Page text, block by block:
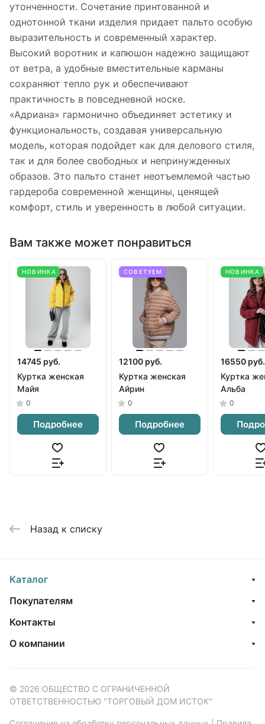
утонченности. Сочетание принтованной и
однотонной ткани изделия придает пальто особую
выразительность и современный характер.
Высокий воротник и капюшон надежно защищают
от ветра, а удобные вместительные карманы
сохраняют тепло рук и обеспечивают
практичность в повседневной носке.
«Адриана» гармонично объединяет эстетику и
функциональность, создавая универсальную
модель, которая подойдет как для делового стиля,
так и для более свободных и непринужденных
образов. Это пальто станет неотъемлемой частью
гардероба современной женщины, ценящей
комфорт, стиль и уверенность в любой ситуации.
Вам также может понравиться
НОВИНКА
14745 руб.
Куртка женская
Майя
0
Подробнее
СОВЕТУЕМ
12100 руб.
Куртка женская
Айрин
0
Подробнее
НОВИНКА
16550 руб.
Куртка
Альба
0
Назад к списку
Каталог
Покупателям
Контакты
О компании
© 2026 ОБЩЕСТВО С ОГРАНИЧЕННОЙ
ОТВЕТСТВЕННОСТЬЮ "ТОРГОВЫЙ ДОМ ИСТОК"